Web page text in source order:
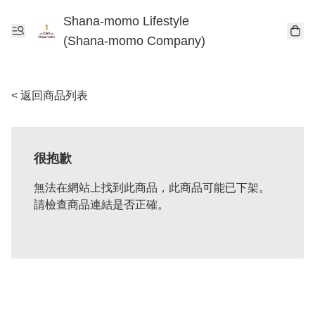
Shana-momo Lifestyle
(Shana-momo Company)
< 返回商品列表
很抱歉
無法在網站上找到此商品，此商品可能已下架。
請檢查商品連結是否正確。